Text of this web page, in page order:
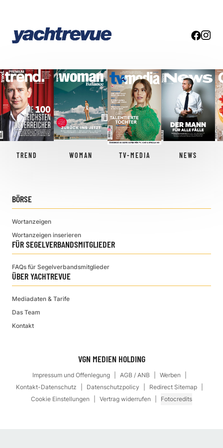
TREND WOMAN TV-MEDIA NEWS
BÖRSE
Wortanzeigen
Wortanzeigen inserieren
FÜR SEGELVERBANDSMITGLIEDER
FAQs für Segelverbandsmitglieder
ÜBER YACHTREVUE
Mediadaten & Tarife
Das Team
Kontakt
VGN MEDIEN HOLDING
Impressum und Offenlegung AGB / ANB
Werben
Kontakt-Datenschutz
Datenschutzpolicy
Redirect Sitemap
Cookie Einstellungen
Vertrag widerrufen Fotocredits